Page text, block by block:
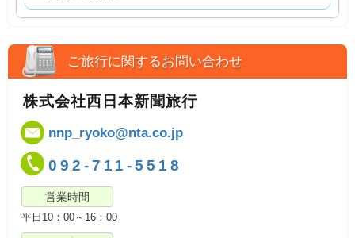
ご旅行に関するお問い合わせ
株式会社西日本新聞旅行
092-711-5518
営業時間
平日10：00～16：00
nnp_ryoko@nta.co.jp